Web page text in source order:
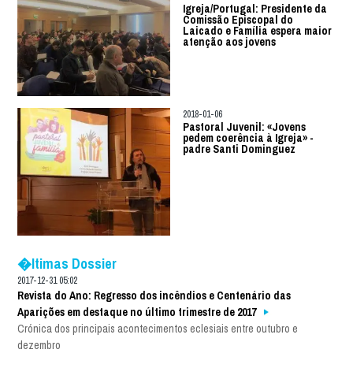
Igreja/Portugal: Presidente da
Comissão Episcopal do
Laicado e Família espera maior
atenção aos jovens
2018-01-06
Pastoral Juvenil: «Jovens
pedem coerência à Igreja» -
padre Santi Dominguez
�ltimas Dossier
2017-12-31 05:02
Revista do Ano: Regresso dos incêndios e Centenário das
Aparições em destaque no último trimestre de 2017
Crónica dos principais acontecimentos eclesiais entre outubro e
dezembro